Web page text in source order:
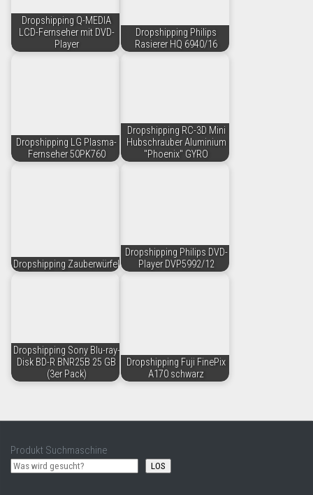
Dropshipping Q-MEDIA
LCD-Fernseher mit DVD-
Player
Dropshipping Philips
Rasierer HQ 6940/16
Dropshipping LG Plasma-
Fernseher 50PK760
Dropshipping RC-3D Mini
Hubschrauber Aluminium
"Phoenix" GYRO
Dropshipping Zauberwürfel
Dropshipping Philips DVD-
Player DVP5992/12
Dropshipping Sony Blu-ray-
Disk BD-R BNR25B 25 GB
(3er Pack)
Dropshipping Fuji FinePix
A170 schwarz
Produkt Suchmaschine
LOS